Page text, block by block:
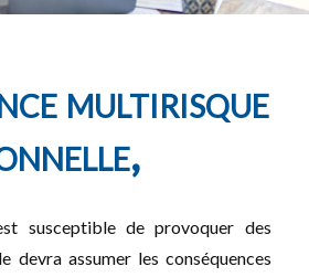
multirisque
susceptible de provoquer des
devra assumer les conséquences